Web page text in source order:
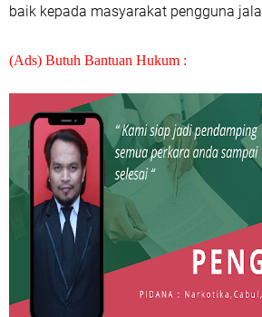
baik kepada masyarakat pengguna
(Ads) Butuh Bantuan Hukum :